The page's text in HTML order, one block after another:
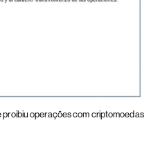
proibiu operações com criptomoedas